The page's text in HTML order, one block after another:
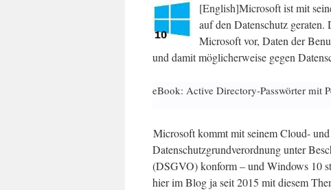
[English]Microsoft ist mit
auf den Datenschutz
Microsoft vor, Daten der
und damit möglicherweise gegen
eBook: Active Directory-Passwörter mit
Microsoft kommt mit seinem Cloud-
Datenschutzgrundverordnung unter
(DSGVO) konform – und Windows 10
hier im Blog ja seit 2015 mit diesem